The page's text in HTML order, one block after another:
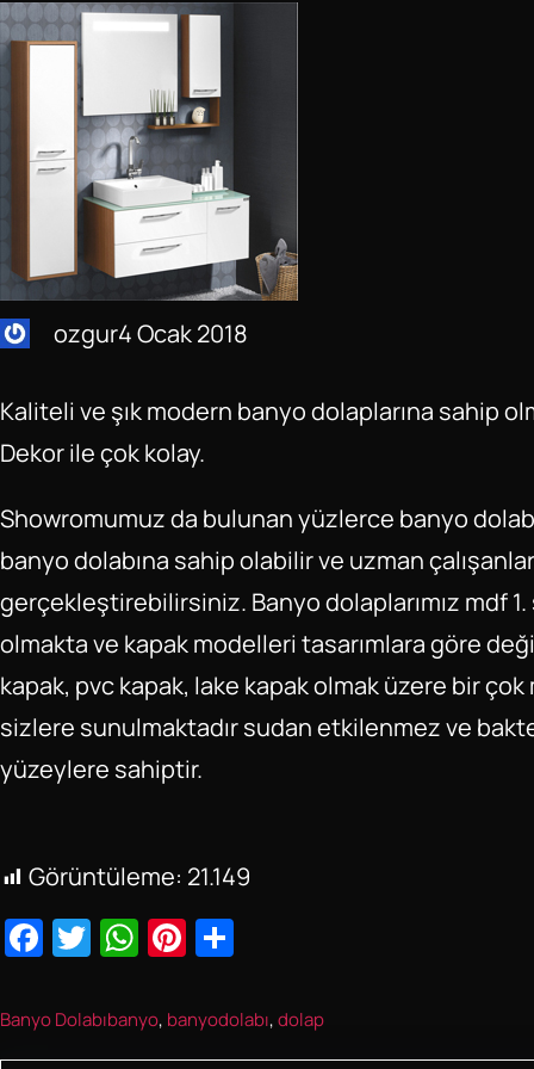
ozgur4 Ocak 2018
Kaliteli ve şık modern banyo dolaplarına sahip
Dekor ile çok kolay.
Showromumuz da bulunan yüzlerce banyo
banyo dolabına sahip olabilir ve uzman
gerçekleştirebilirsiniz. Banyo dolaplarımız mdf
olmakta ve kapak modelleri tasarımlara göre
kapak, pvc kapak, lake kapak olmak üzere bir
sizlere sunulmaktadır sudan etkilenmez ve
yüzeylere sahiptir.
Görüntüleme: 21.149
F
c
e
T
tt
er
W
at
s
Pi
er
e
ar
e
Banyo Dolabıbanyo, banyodolabı, dolap